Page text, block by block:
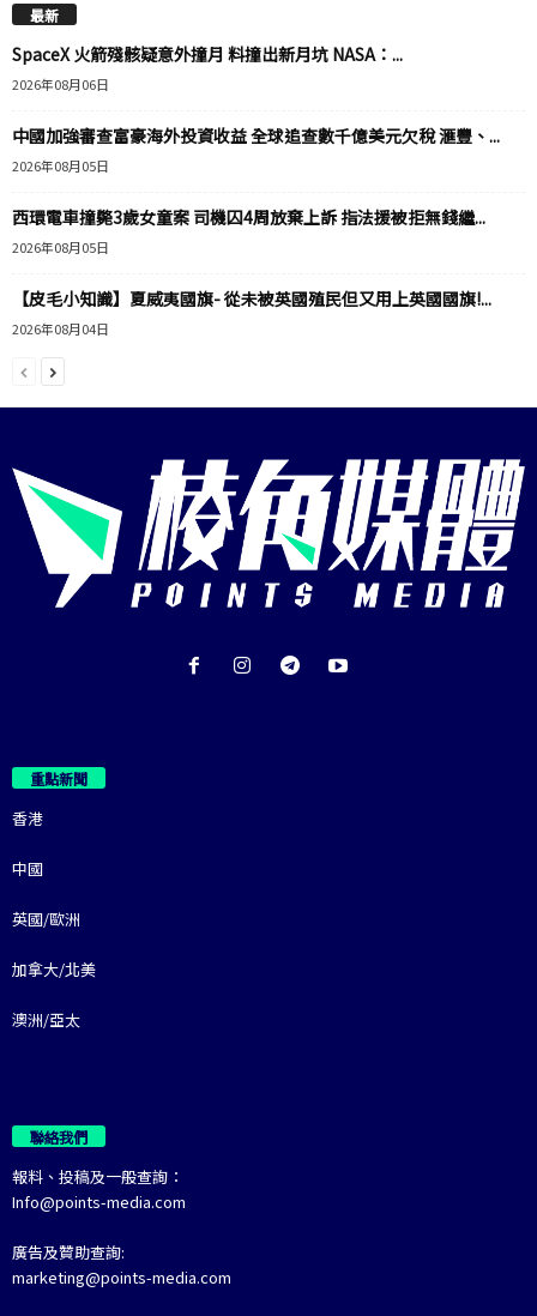
最新
SpaceX 火箭殘骸疑意外撞月 料撞出新月坑 NASA：...
2026年08月06日
中國加強審查富豪海外投資收益 全球追查數千億美元欠稅 滙豐、...
2026年08月05日
西環電車撞斃3歲女童案 司機囚4周放棄上訴 指法援被拒無錢繼...
2026年08月05日
【皮毛小知識】夏威夷國旗- 從未被英國殖民但又用上英國國旗!...
2026年08月04日
重點新聞
香港
中國
英國/歐洲
加拿大/北美
澳洲/亞太
聯絡我們
報料、投稿及一般查詢：
Info@points-media.com
廣告及贊助查詢:
marketing@points-media.com